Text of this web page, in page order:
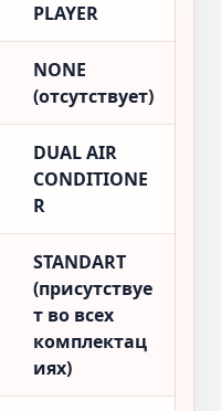
PLAYER
NONE
(отсутствует)
DUAL AIR
CONDITIONE
R
STANDART
(присутствуе
т во всех
комплектац
иях)